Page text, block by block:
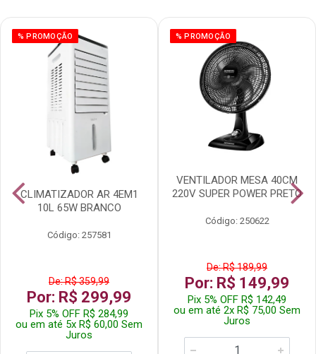
% PROMOÇÃO
CLIMATIZADOR AR 4EM1
10L 65W BRANCO
Código: 257581
De: R$ 359,99
Por: R$ 299,99
Pix 5% OFF R$ 284,99
ou em até 5x R$ 60,00 Sem
Juros
% PROMOÇÃO
VENTILADOR MESA 40CM
220V SUPER POWER PRETO
Código: 250622
De: R$ 189,99
Por: R$ 149,99
Pix 5% OFF R$ 142,49
ou em até 2x R$ 75,00 Sem
Juros